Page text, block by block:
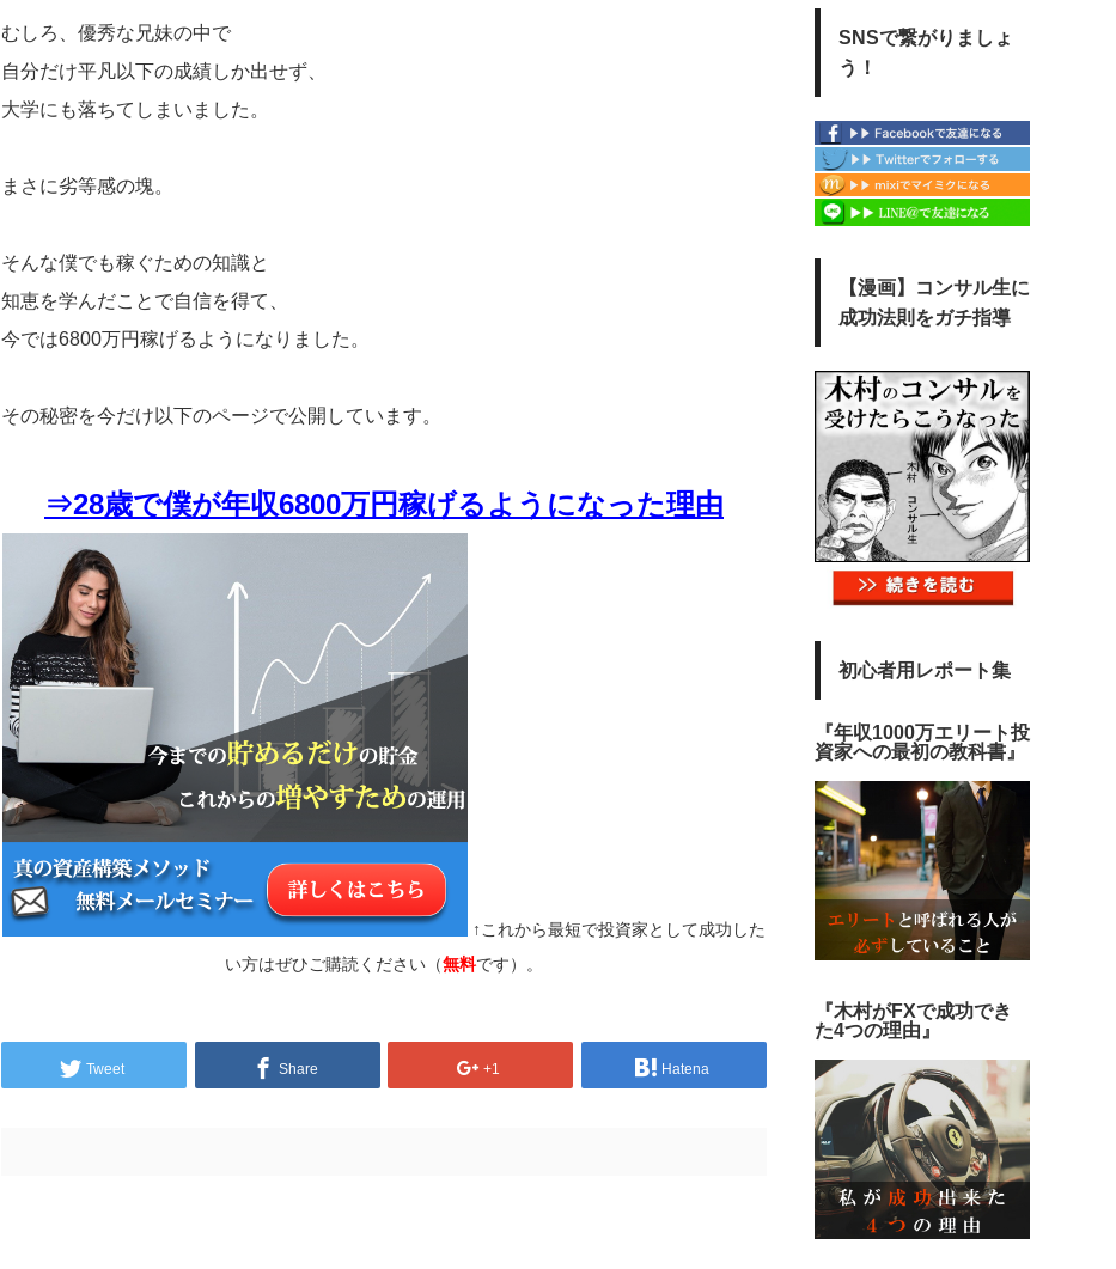
むしろ、優秀な兄妹の中で
自分だけ平凡以下の成績しか出せず、
大学にも落ちてしまいました。
まさに劣等感の塊。
そんな僕でも稼ぐための知識と
知恵を学んだことで自信を得て、
今では6800万円稼げるようになりました。
その秘密を今だけ以下のページで公開しています。
⇒28歳で僕が年収6800万円稼げるようになった理由
↑これから最短で投資家として成功した
い方はぜひご購読ください（無料です）。
Tweet Share +1 Hatena
SNSで繋がりましょ
う！
【漫画】コンサル生に
成功法則をガチ指導
初心者用レポート集
『年収1000万エリート投
資家への最初の教科書』
『木村がFXで成功でき
た4つの理由』